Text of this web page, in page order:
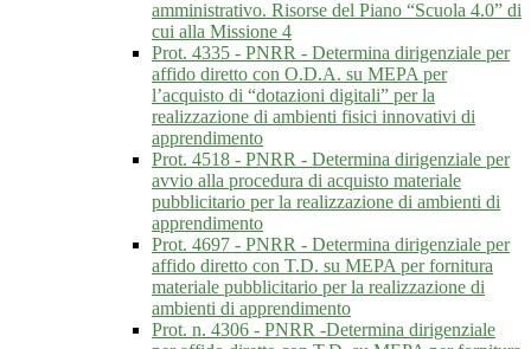
amministrativo. Risorse del Piano “Scuola 4.0” di
cui alla Missione 4
Prot. 4335 - PNRR - Determina dirigenziale per
affido diretto con O.D.A. su MEPA per
l’acquisto di “dotazioni digitali” per la
realizzazione di ambienti fisici innovativi di
apprendimento
Prot. 4518 - PNRR - Determina dirigenziale per
avvio alla procedura di acquisto materiale
pubblicitario per la realizzazione di ambienti di
apprendimento
Prot. 4697 - PNRR - Determina dirigenziale per
affido diretto con T.D. su MEPA per fornitura
materiale pubblicitario per la realizzazione di
ambienti di apprendimento
Prot. n. 4306 - PNRR -Determina dirigenziale